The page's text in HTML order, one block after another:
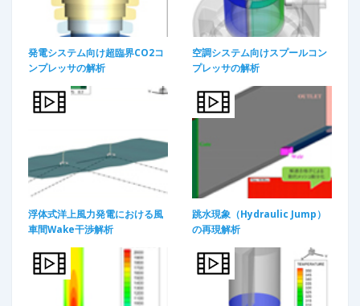
発電システム向け超臨界CO2コ
ンプレッサの解析
空調システム向けスプールコン
プレッサの解析
浮体式洋上風力発電における風
車間Wake干渉解析
跳水現象（Hydraulic Jump）
の再現解析